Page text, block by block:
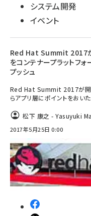
システム開発
イベント
Red Hat Summit 2017
をコンテナープラットフ
プッシュ
Red Hat Summit 2017が開催
らアプリ層にポイントをおい
松下 康之 - Yasuyuki
2017年5月25日 0:00